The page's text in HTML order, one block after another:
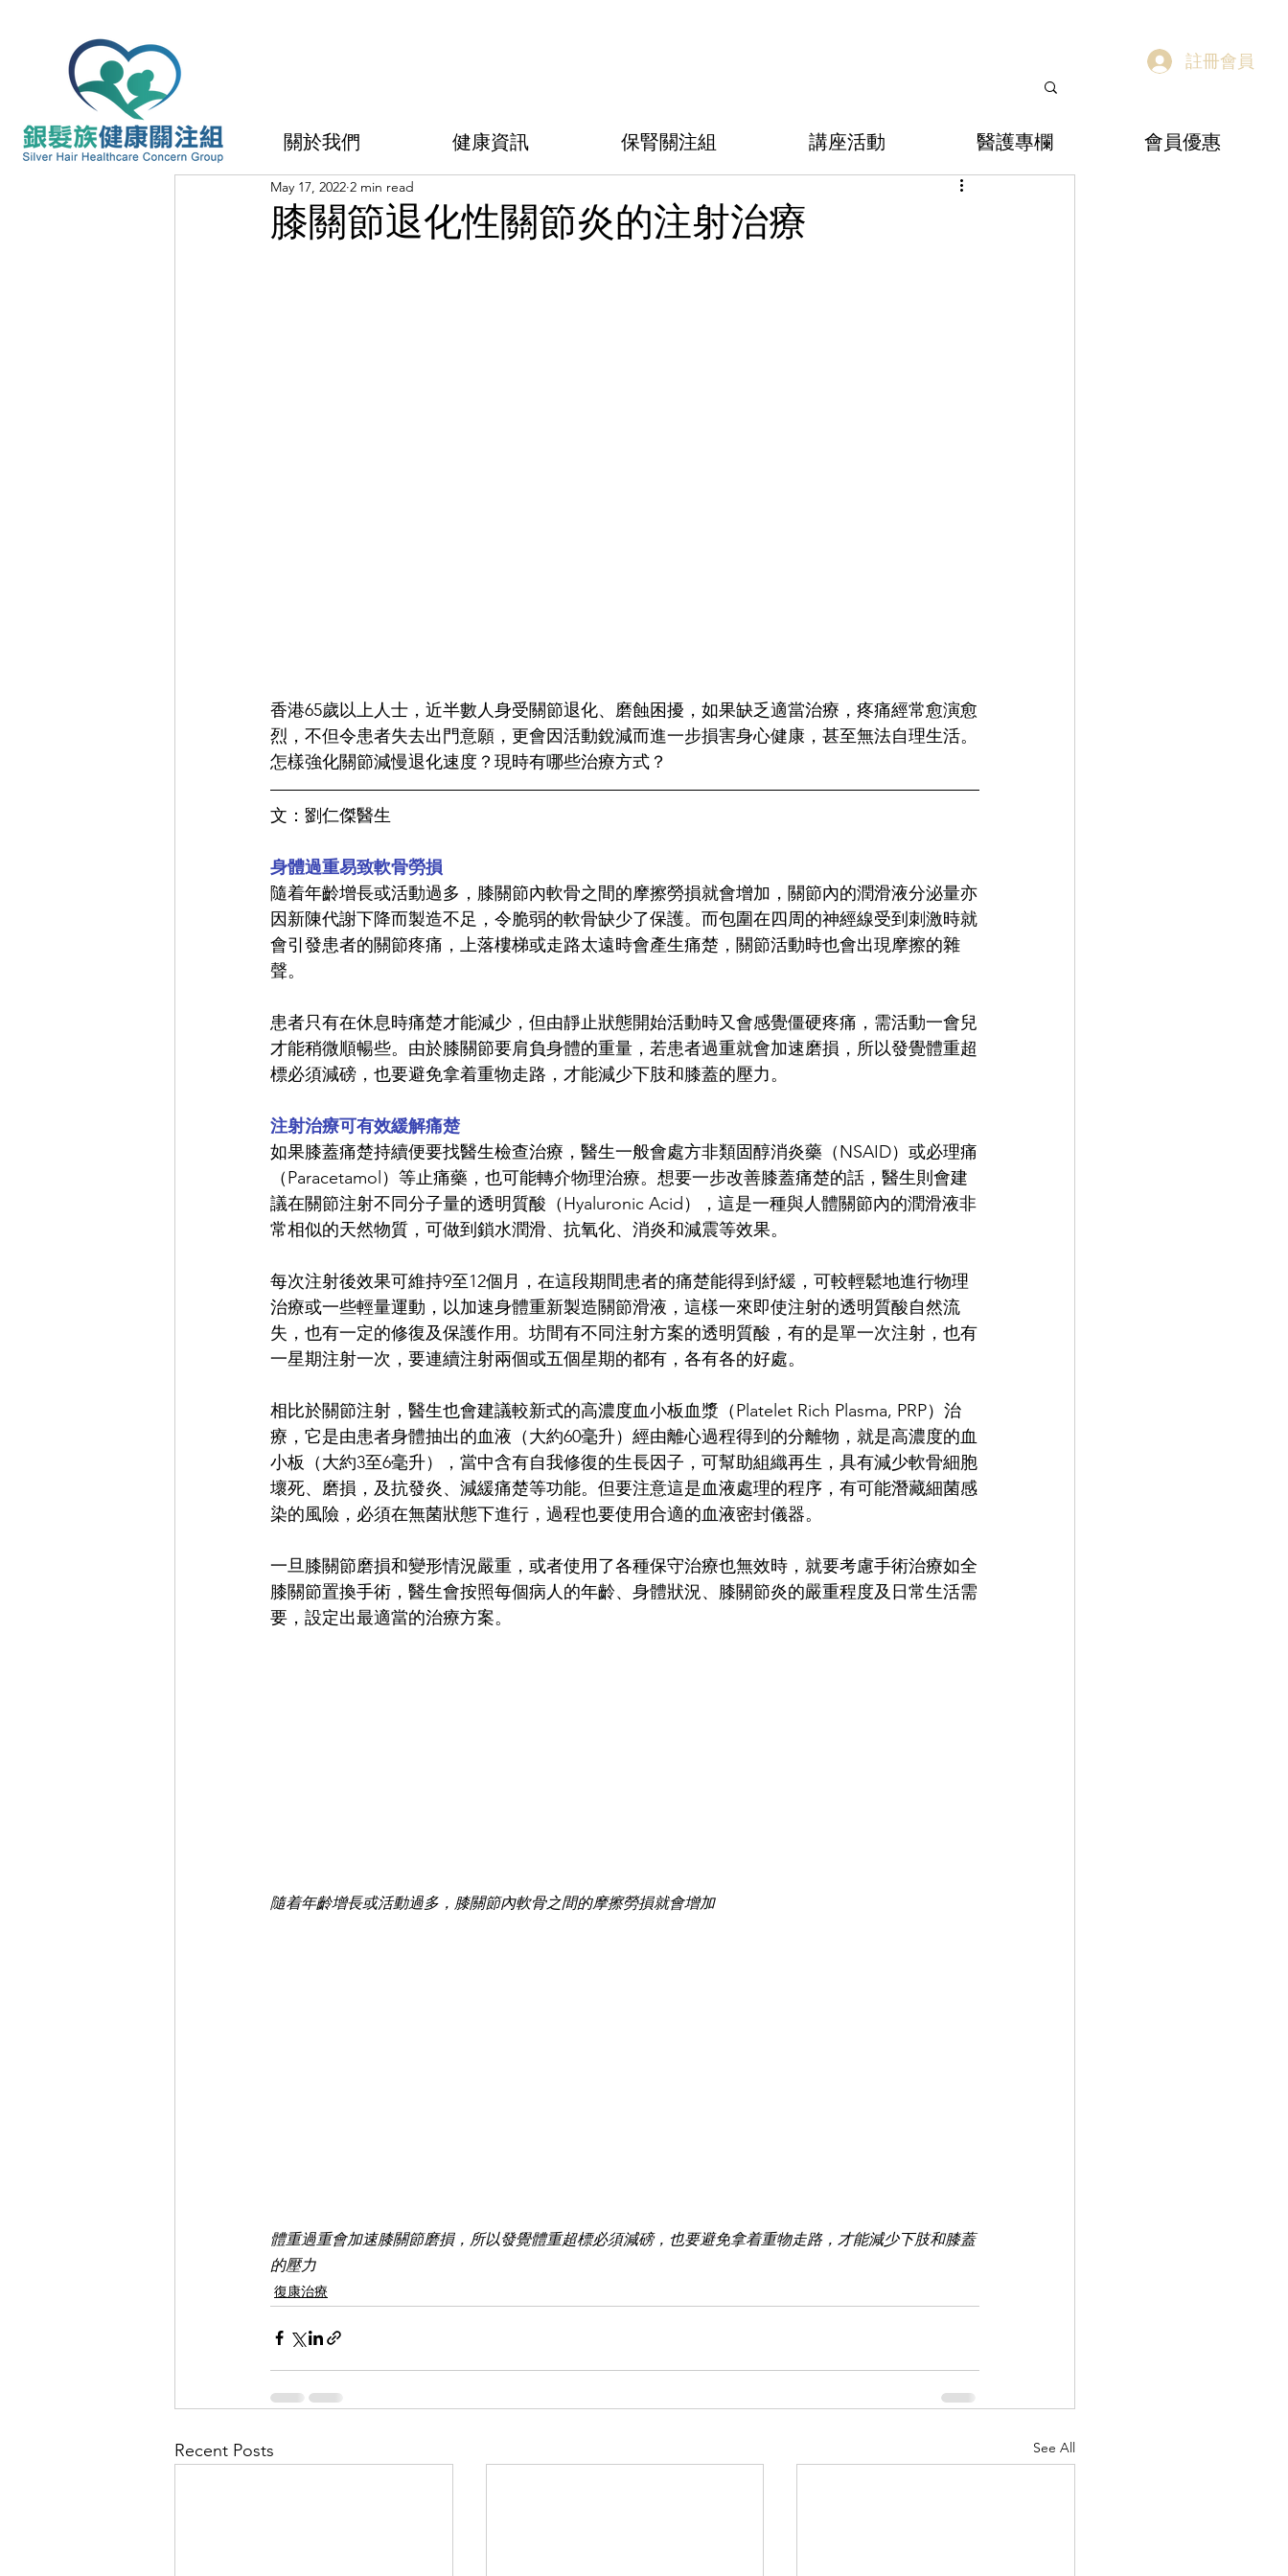
關於我們 健康資訊 保腎關注組 講座活動 醫護專欄 會員優惠
註冊會員
膝關節退化性關節炎的注射治療
May 17, 2022 2 min read
香港65歲以上人士，近半數人身受關節退化、磨蝕困擾，如果缺乏適當治療，疼痛經常愈演愈
烈，不但令患者失去出門意願，更會因活動銳減而進一步損害身心健康，甚至無法自理生活。
怎樣強化關節減慢退化速度？現時有哪些治療方式？
文：劉仁傑醫生
身體過重易致軟骨勞損
隨着年齡增長或活動過多，膝關節內軟骨之間的摩擦勞損就會增加，關節內的潤滑液分泌量亦
因新陳代謝下降而製造不足，令脆弱的軟骨缺少了保護。而包圍在四周的神經線受到刺激時就
會引發患者的關節疼痛，上落樓梯或走路太遠時會產生痛楚，關節活動時也會出現摩擦的雜
聲。
患者只有在休息時痛楚才能減少，但由靜止狀態開始活動時又會感覺僵硬疼痛，需活動一會兒
才能稍微順暢些。由於膝關節要肩負身體的重量，若患者過重就會加速磨損，所以發覺體重超
標必須減磅，也要避免拿着重物走路，才能減少下肢和膝蓋的壓力。
注射治療可有效緩解痛楚
如果膝蓋痛楚持續便要找醫生檢查治療，醫生一般會處方非類固醇消炎藥（NSAID）或必理痛
（Paracetamol）等止痛藥，也可能轉介物理治療。想要一步改善膝蓋痛楚的話，醫生則會建
議在關節注射不同分子量的透明質酸（Hyaluronic Acid），這是一種與人體關節內的潤滑液非
常相似的天然物質，可做到鎖水潤滑、抗氧化、消炎和減震等效果。
每次注射後效果可維持9至12個月，在這段期間患者的痛楚能得到紓緩，可較輕鬆地進行物理
治療或一些輕量運動，以加速身體重新製造關節滑液，這樣一來即使注射的透明質酸自然流
失，也有一定的修復及保護作用。坊間有不同注射方案的透明質酸，有的是單一次注射，也有
一星期注射一次，要連續注射兩個或五個星期的都有，各有各的好處。
相比於關節注射，醫生也會建議較新式的高濃度血小板血漿（Platelet Rich Plasma, PRP）治
療，它是由患者身體抽出的血液（大約60毫升）經由離心過程得到的分離物，就是高濃度的血
小板（大約3至6毫升），當中含有自我修復的生長因子，可幫助組織再生，具有減少軟骨細胞
壞死、磨損，及抗發炎、減緩痛楚等功能。但要注意這是血液處理的程序，有可能潛藏細菌感
染的風險，必須在無菌狀態下進行，過程也要使用合適的血液密封儀器。
一旦膝關節磨損和變形情況嚴重，或者使用了各種保守治療也無效時，就要考慮手術治療如全
膝關節置換手術，醫生會按照每個病人的年齡、身體狀況、膝關節炎的嚴重程度及日常生活需
要，設定出最適當的治療方案。
隨着年齡增長或活動過多，膝關節內軟骨之間的摩擦勞損就會增加
體重過重會加速膝關節磨損，所以發覺體重超標必須減磅，也要避免拿着重物走路，才能減少下肢和膝蓋
的壓力
復康治療
Recent Posts See All